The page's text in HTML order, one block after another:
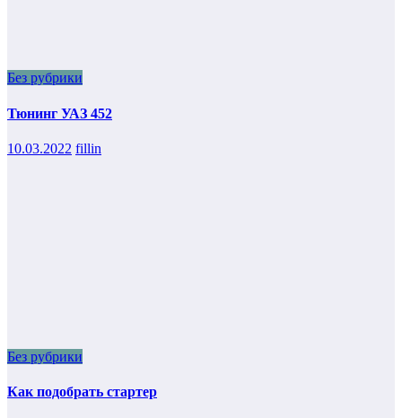
Без рубрики
Тюнинг УАЗ 452
10.03.2022 fillin
Без рубрики
Как подобрать стартер